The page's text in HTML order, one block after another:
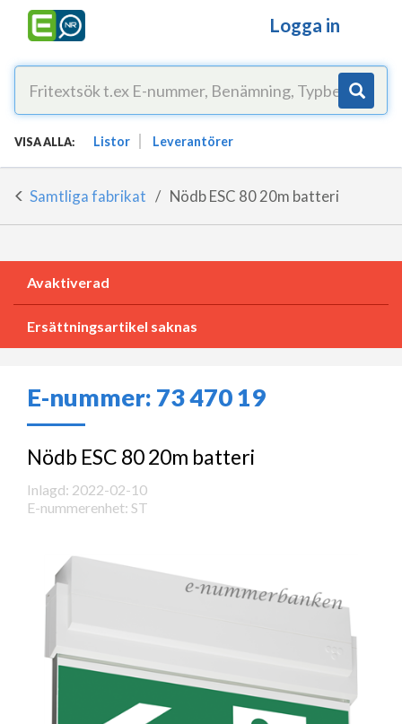
Logga in
VISA ALLA: Listor Leverantörer
Samtliga fabrikat Nödb ESC 80 20m batteri
Avaktiverad
Ersättningsartikel saknas
E-nummer: 73 470 19
Nödb ESC 80 20m batteri
Inlagd: 2022-02-10
E-nummerenhet: ST